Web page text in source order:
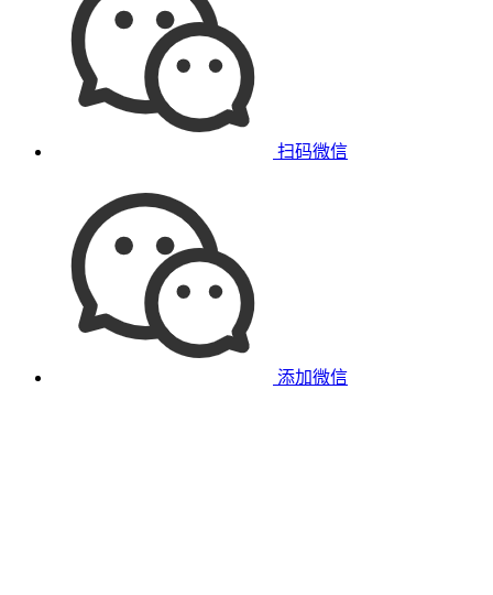
扫码微信
添加微信